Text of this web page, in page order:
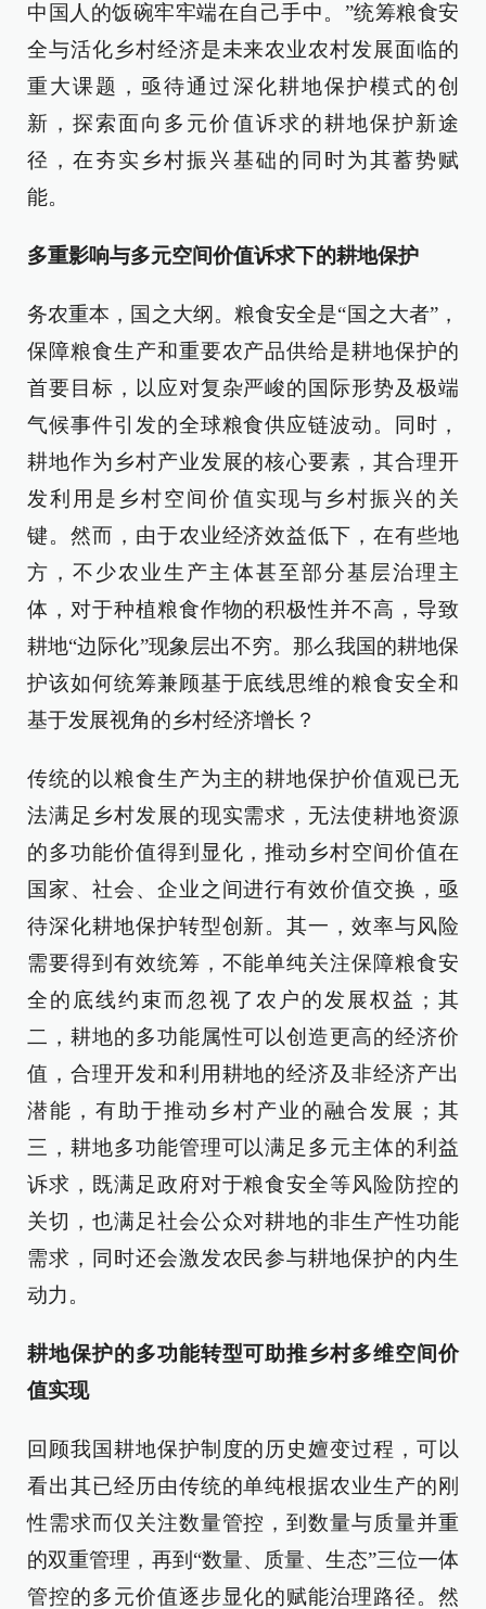
中国人的饭碗牢牢端在自己手中。”统筹粮食安
全与活化乡村经济是未来农业农村发展面临的
重大课题，亟待通过深化耕地保护模式的创
新，探索面向多元价值诉求的耕地保护新途
径，在夯实乡村振兴基础的同时为其蓄势赋
能。
多重影响与多元空间价值诉求下的耕地保护
务农重本，国之大纲。粮食安全是“国之大者”，
保障粮食生产和重要农产品供给是耕地保护的
首要目标，以应对复杂严峻的国际形势及极端
气候事件引发的全球粮食供应链波动。同时，
耕地作为乡村产业发展的核心要素，其合理开
发利用是乡村空间价值实现与乡村振兴的关
键。然而，由于农业经济效益低下，在有些地
方，不少农业生产主体甚至部分基层治理主
体，对于种植粮食作物的积极性并不高，导致
耕地“边际化”现象层出不穷。那么我国的耕地保
护该如何统筹兼顾基于底线思维的粮食安全和
基于发展视角的乡村经济增长？
传统的以粮食生产为主的耕地保护价值观已无
法满足乡村发展的现实需求，无法使耕地资源
的多功能价值得到显化，推动乡村空间价值在
国家、社会、企业之间进行有效价值交换，亟
待深化耕地保护转型创新。其一，效率与风险
需要得到有效统筹，不能单纯关注保障粮食安
全的底线约束而忽视了农户的发展权益；其
二，耕地的多功能属性可以创造更高的经济价
值，合理开发和利用耕地的经济及非经济产出
潜能，有助于推动乡村产业的融合发展；其
三，耕地多功能管理可以满足多元主体的利益
诉求，既满足政府对于粮食安全等风险防控的
关切，也满足社会公众对耕地的非生产性功能
需求，同时还会激发农民参与耕地保护的内生
动力。
耕地保护的多功能转型可助推乡村多维空间价
值实现
回顾我国耕地保护制度的历史嬗变过程，可以
看出其已经历由传统的单纯根据农业生产的刚
性需求而仅关注数量管控，到数量与质量并重
的双重管理，再到“数量、质量、生态”三位一体
管控的多元价值逐步显化的赋能治理路径。然